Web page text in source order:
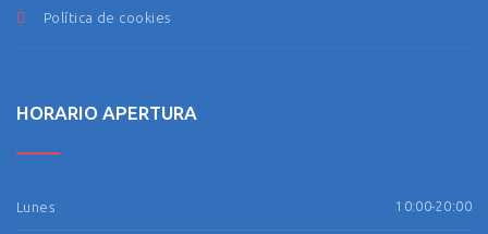
Política de cookies
HORARIO APERTURA
Lunes 10:00-20:00